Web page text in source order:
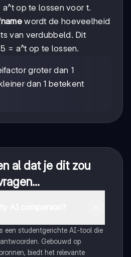
op te lossen voor t.
wordt de hoeveelheid
van verdubbeld. Dit
= a^t op te lossen.
groter dan 1
dan 1 betekent
al dat je dit zou
een studentgerichte AI-tool die
Gebouwd op
biedt het relevante